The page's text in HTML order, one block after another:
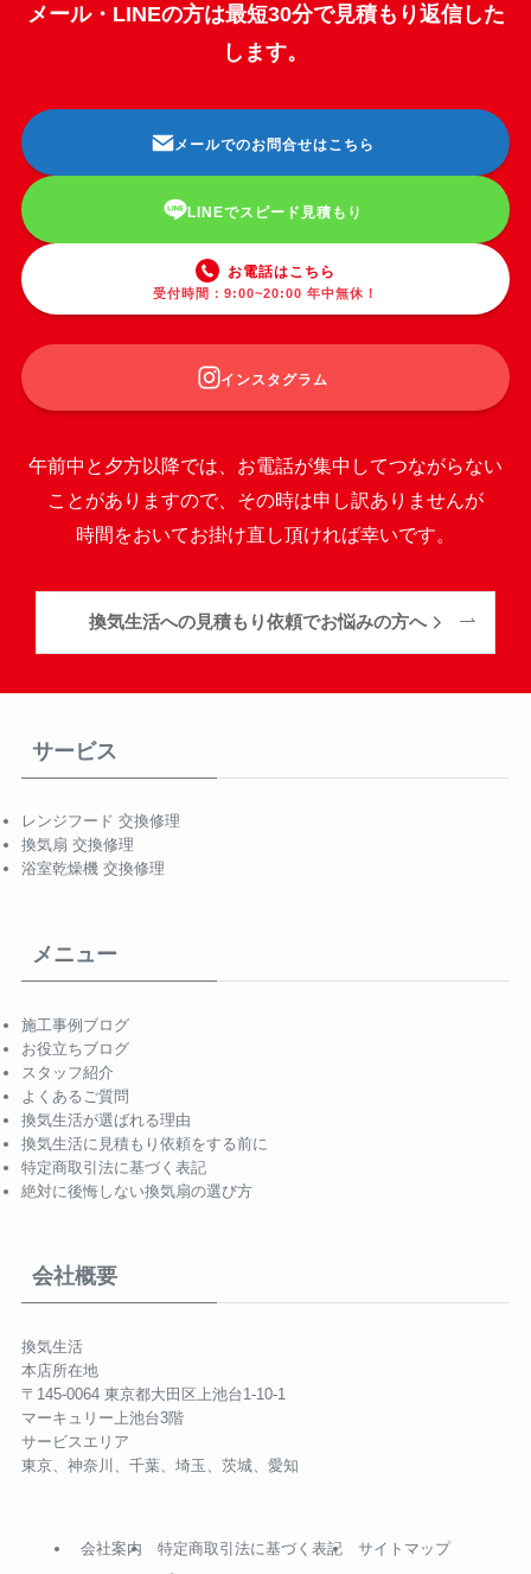
メール・LINEの方は最短30分で見積もり返信した
します。
メールでのお問合せはこちら
LINEでスピード見積もり
お電話はこちら
受付時間：9:00~20:00 年中無休！
インスタグラム
午前中と夕方以降では、お電話が集中してつながらない
ことがありますので、その時は申し訳ありませんが
時間をおいてお掛け直し頂ければ幸いです。
換気生活への見積もり依頼でお悩みの方へ
サービス
レンジフード 交換修理
換気扇 交換修理
浴室乾燥機 交換修理
メニュー
施工事例ブログ
お役立ちブログ
スタッフ紹介
よくあるご質問
換気生活が選ばれる理由
換気生活に見積もり依頼をする前に
特定商取引法に基づく表記
絶対に後悔しない換気扇の選び方
会社概要
換気生活
本店所在地
〒145-0064 東京都大田区上池台1-10-1
マーキュリー上池台3階
サービスエリア
東京、神奈川、千葉、埼玉、茨城、愛知
会社案内
特定商取引法に基づく表記
サイトマップ